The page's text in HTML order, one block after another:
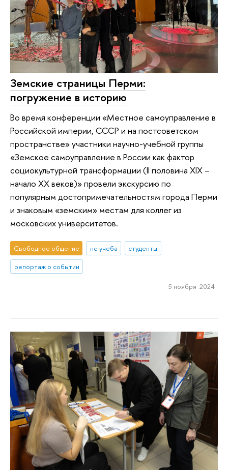
Земские страницы Перми:
погружение в историю
Во время конференции «Местное самоуправление в
Российской империи, СССР и на постсоветском
пространстве» участники научно-учебной группы
«Земское самоуправление в России как фактор
социокультурной трансформации (II половина XIX –
начало XX веков)» провели экскурсию по
популярным достопримечательностям города Перми
и знаковым «земским» местам для коллег из
московских университетов.
Свободное общение не учеба
студенты
репортаж о событии
5 ноября 2024